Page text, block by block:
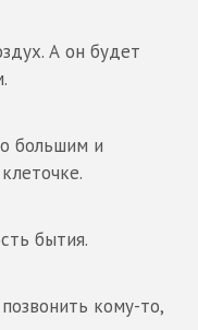
А он будет
большим и
бытия.
кому-то,